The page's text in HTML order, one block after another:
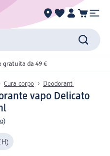
gratuita da 49 €
Cura corpo Deodoranti
vapo Delicato
)